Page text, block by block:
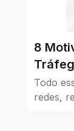
8
Todo
redes,